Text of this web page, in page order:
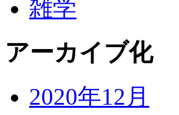
雑学
アーカイブ化
2020年12月